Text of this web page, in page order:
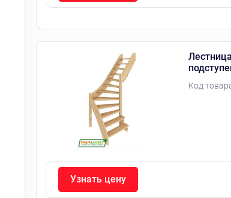
Код
Узнать цену